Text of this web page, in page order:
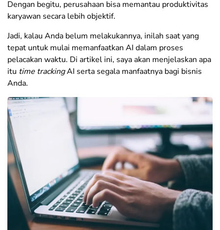
Dengan begitu, perusahaan bisa memantau produktivitas
karyawan secara lebih objektif.
Jadi, kalau Anda belum melakukannya, inilah saat yang
tepat untuk mulai memanfaatkan AI dalam proses
pelacakan waktu. Di artikel ini, saya akan menjelaskan apa
itu time trackingAI serta segala manfaatnya bagi bisnis
Anda.